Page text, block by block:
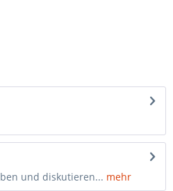
und diskutieren... mehr